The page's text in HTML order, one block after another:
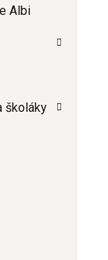
Albi
školáky